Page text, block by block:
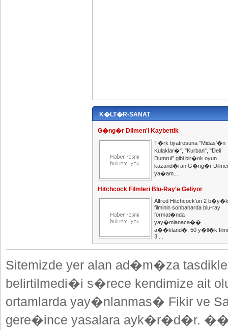
K�LT�R-SANAT
G�ng�r Dilmen'i Kaybettik
T�rk tiyatrosuna "Midas'�n
Kulaklar�", "Kurban", "Deli
Dumrul" gibi bir�ok oyun
kazand�ran G�ng�r
ya�am...
Hitchcock Filmleri Blu-Ray'e Geliyor
Alfred Hitchcock'un 2 b�y�k
filminin sonbaharda blu-ray
format�nda
yay�mlanaca��
a��kland�. 50 y�ll�k
3 ...
Sitemizde yer alan ad�m�za
belirtilmedi�i s�rece kendimize ait
ortamlarda yay�nlanmas� Fikir ve
gere�ince yasalara ayk�r�d�r.